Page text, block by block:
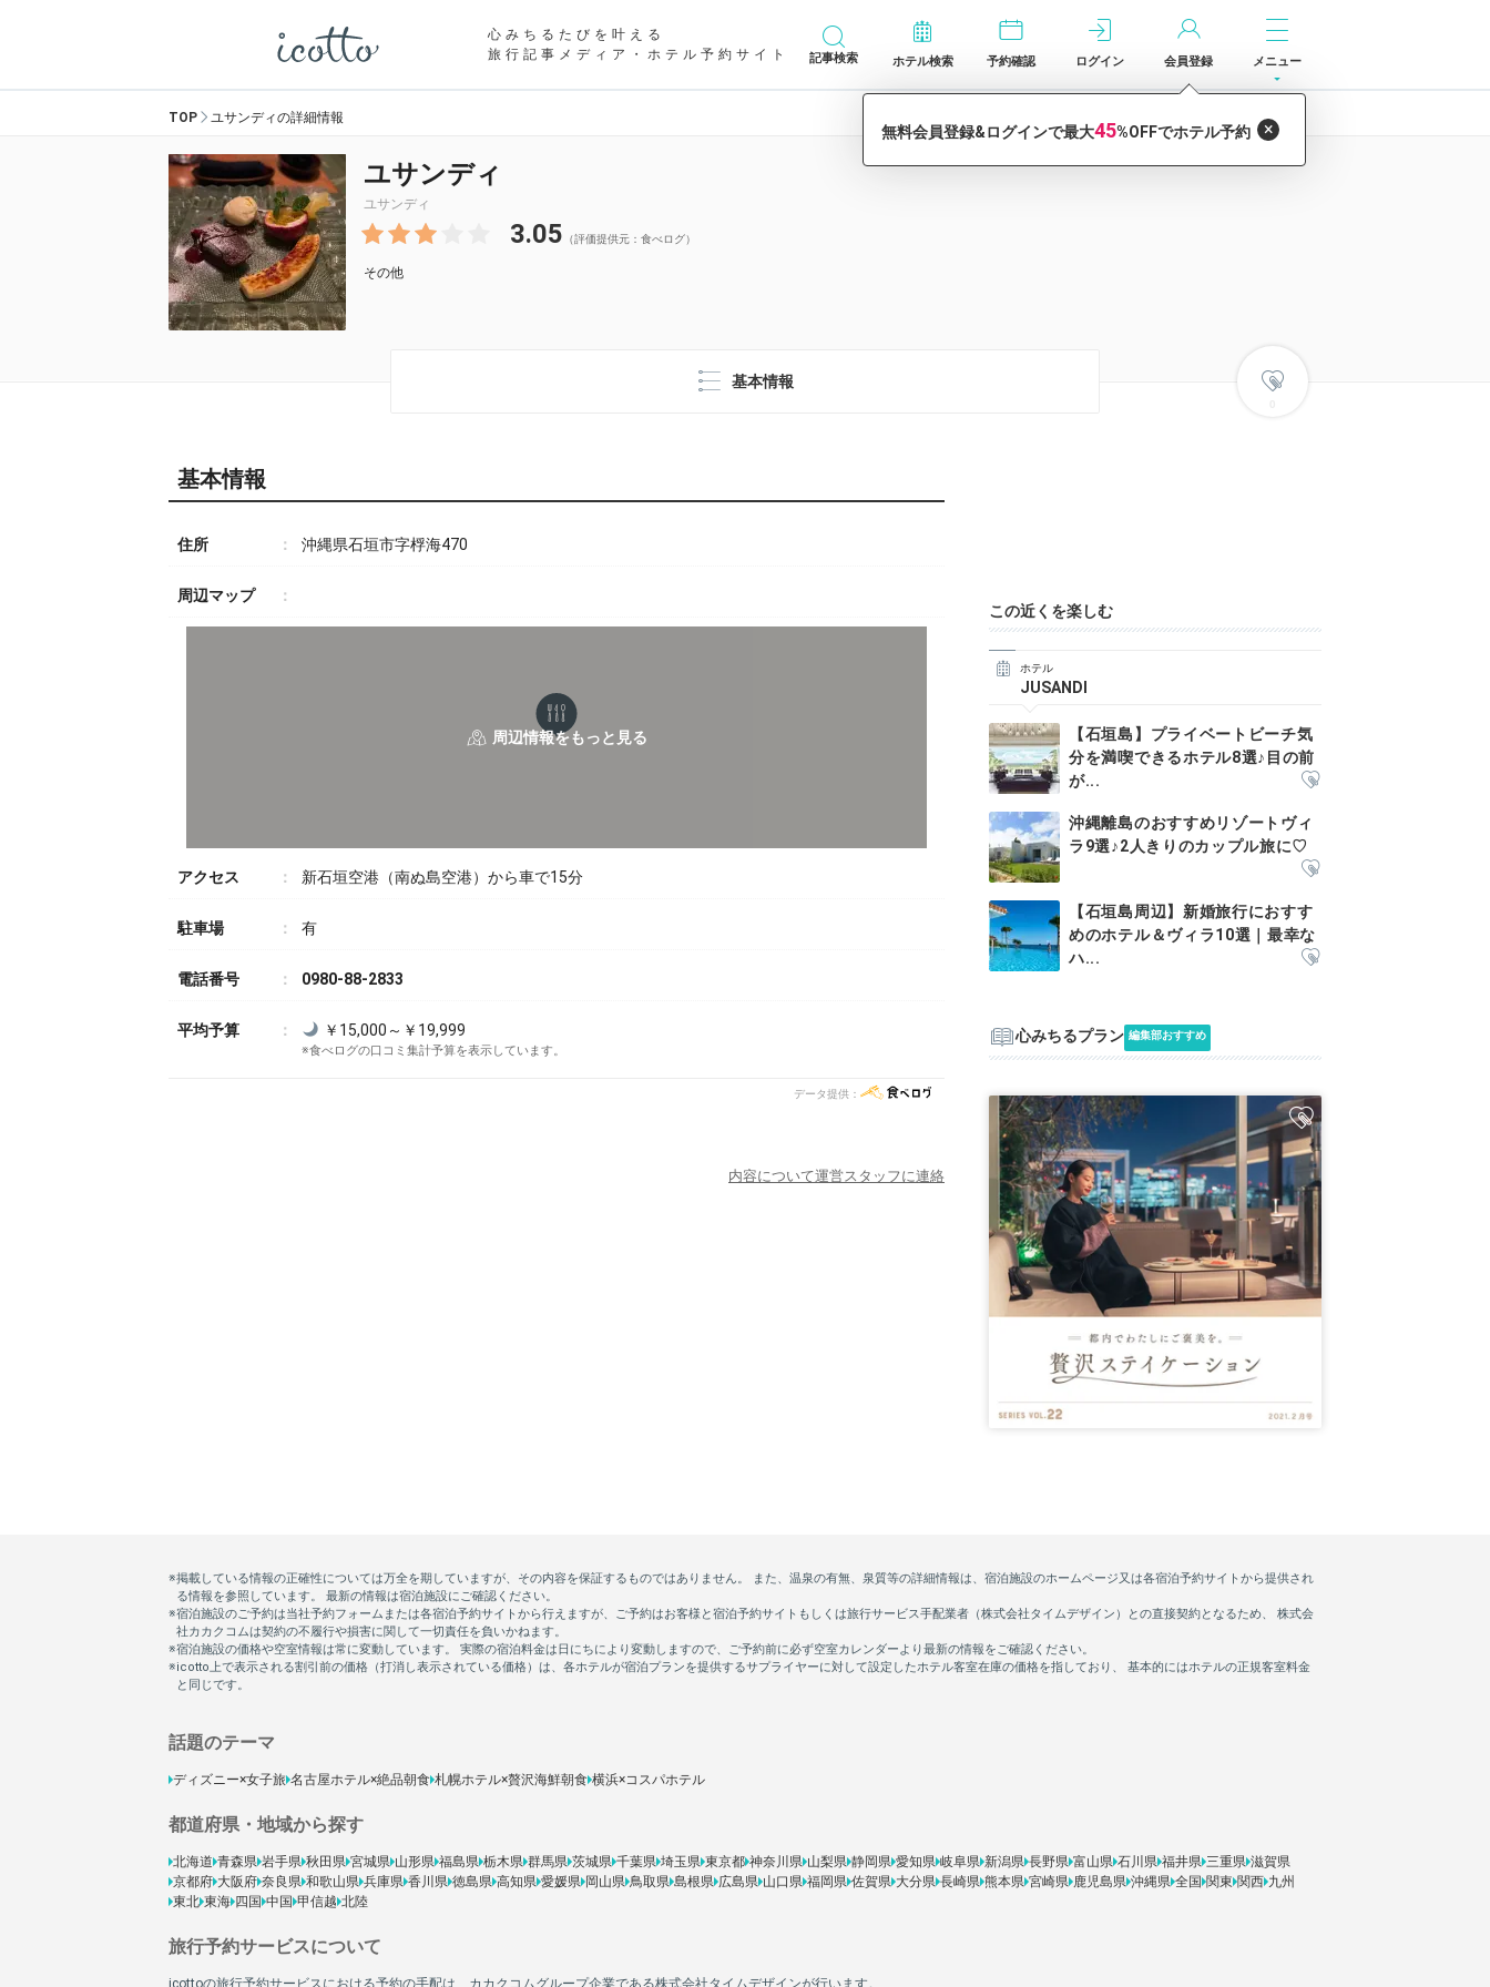
心みちるたびを叶える
旅行記事メディア・ホテル予約サイト
記事検索 ホテル検索 予約確認 ログイン 会員登録 メニュー
TOP ユサンディの詳細情報
ユサンディ
ユサンディ
3.05 （評価提供元：食べログ）
その他
基本情報
基本情報
住所 沖縄県石垣市字桴海470
周辺マップ
アクセス 新石垣空港（南ぬ島空港）から車で15分
駐車場 有
電話番号 0980-88-2833
平均予算 ￥15,000～￥19,999
※食べログの口コミ集計予算を表示しています。
データ提供：
内容について運営スタッフに連絡
この近くを楽しむ
ホテル
JUSANDI
【石垣島】プライベートビーチ気
分を満喫できるホテル8選♪目の前
が...
沖縄離島のおすすめリゾートヴィ
ラ9選♪2人きりのカップル旅に♡
【石垣島周辺】新婚旅行におすす
めのホテル＆ヴィラ10選｜最幸な
ハ...
心みちるプラン 編集部おすすめ
話題のテーマ
ディズニー×女子旅 名古屋ホテル×絶品朝食 札幌ホテル×贅沢海鮮朝食 横浜×コスパホテル
都道府県・地域から探す
北海道 青森県 岩手県 秋田県 宮城県 山形県 福島県 栃木県 群馬県 茨城県 千葉県 埼玉県 東京都 神奈川県 山梨県 静岡県 愛知県 岐阜県 新潟県 長野県 富山県 石川県 福井県 三重県 滋賀県
京都府 大阪府 奈良県 和歌山県 兵庫県 香川県 徳島県 高知県 愛媛県 岡山県 鳥取県 島根県 広島県 山口県 福岡県 佐賀県 大分県 長崎県 熊本県 宮崎県 鹿児島県 沖縄県 全国 関東 関西 九州
東北 東海 四国 中国 甲信越 北陸
旅行予約サービスについて
icottoの旅行予約サービスにおける予約の手配は、カカクコムグループ企業である株式会社タイムデザインが行います。